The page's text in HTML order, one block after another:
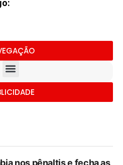
nos pênaltis e fecha as